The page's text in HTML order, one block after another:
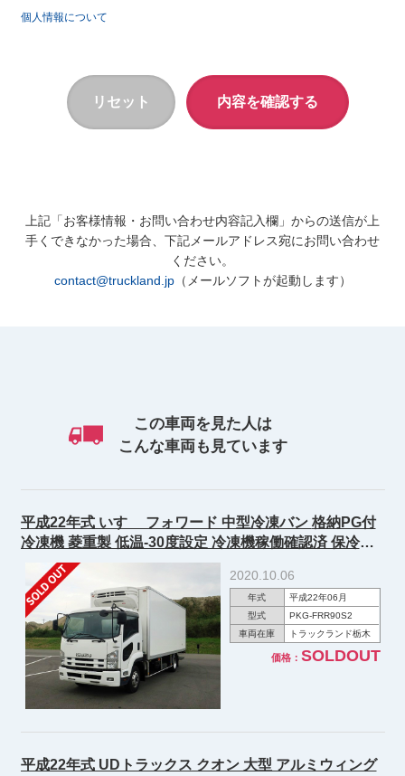
個人情報について
上記「お客様情報・お問い合わせ内容記入欄」からの送信が上
手くできなかった場合、下記メールアドレス宛にお問い合わせ
ください。
contact@truckland.jp（メールソフトが起動します）
この車両を見た人は
こんな車両も見ています
平成22年式 いすゞ フォワード 中型冷凍バン 格納PG付
冷凍機 菱重製 低温-30度設定 冷凍機稼働確認済 保冷カ
ーテン付 アルミホイール装着 ★R3年12月迄車検付★
2020.10.06
年式
平成22年06月
型式
PKG-FRR90S2
車両在庫
トラックランド栃木
価格： SOLDOUT
平成22年式 UDトラックス クオン 大型 アルミウィング